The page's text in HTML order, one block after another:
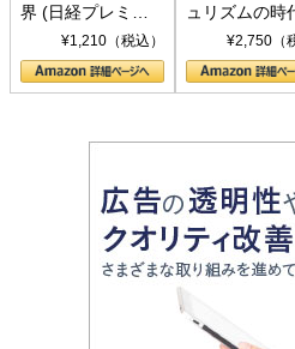
界 (日経プレミア
シリーズ)¥1,210（税込）
ュリズムの時
〈ヤヌス〉の
の顔
¥2,750（